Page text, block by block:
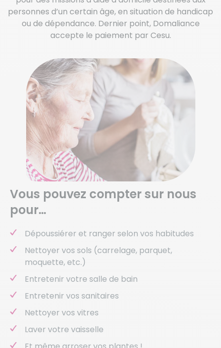
personnes d’un certain âge, en situation de handicap
ou de dépendance. Dernier point, Domaliance
accepte le paiement par Cesu.
Vous pouvez compter sur nous
pour…
Dépoussiérer et ranger selon vos habitudes
Nettoyer vos sols (carrelage, parquet,
moquette, etc.)
Entretenir votre salle de bain
Entretenir vos sanitaires
Nettoyer vos vitres
Laver votre vaisselle